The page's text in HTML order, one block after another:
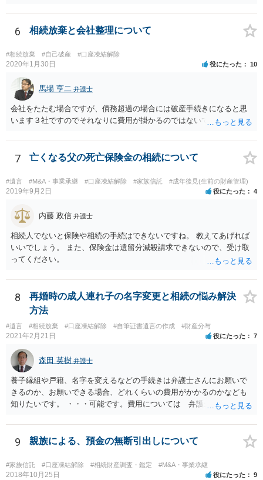
6 相続放棄と会社整理について
#相続放棄 #自己破産 #口座凍結解除
2020年1月30日 役にたった 10
馬場 亨二 弁護士
会社をたたむ場合ですが、債務超過の場合には破産手続きになると思
います３社ですのでそれなりに費用が掛かるのではないでしょうか。
7 亡くなる父の死亡保険金の相続について
#遺言 #M&A・事業承継 #口座凍結解除 #家族信託 #成年後見(生前の財産管理)
2019年9月2日 役にたった 4
内藤 政信 弁護士
相続人でないと保険や相続の手続はできないですね。 教えてあげれば
いいでしょう。 また、保険金は遺留分減殺請求できないので、受け取
ってください。
8
再婚時の成人連れ子の名字変更と相続の悩み解決
方法
#遺言 #相続放棄 #口座凍結解除 #自筆証書遺言の作成 #財産分与
2021年2月21日 役にたった 7
森田 英樹 弁護士
養子縁組や戸籍、名字を変えるなどの手続きは弁護士さんにお願いで
きるのか、お願いできる場合、どれくらいの費用がかかるのかなども
知りたいです。 ・・・可能です。費用については 弁護士と直接面談
ています。 やはり、成人した子のことまでごちゃごちゃ考えず、自分
の事だけ考えるべきなのでしょうか ・・・お子さんの事をまで含め良
い解決案があればお悩みになるのは当然と言えば当然のことです。 彼
と親子関係を結びたいと思っているが、名字は変えたくない・・・養
子縁組の必要があり 氏も変更することになります。 しかし 彼は成人
9 親族による、預金の無断引出しについて
#家族信託 #口座凍結解除 #相続財産調査・鑑定 #M&A・事業承継
2018年10月25日 役にたった 9